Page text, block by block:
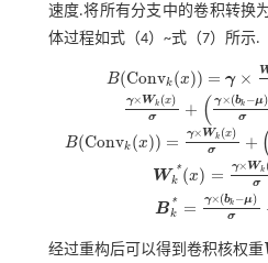
速度.将所有分支中的卷积转换
体过程如式（4）~式（7） 所示.
B(Convk (x)) = γ ×
B(Convk(x))=γ×Wk( x)+ bk μ
γ×Wk (x)
σ + ( γ×(bk −μ)
σ
γ×Wk(x)σ +γ× (bk-μ)σ+β
B(Convk (x)) = γ×Wk (x)
σ +
B(Convk(x))=γ × Wk( x)σ+γ×(bk- μ)σ +
W *
k (x) = γ× Wk
σ
Wk* (x)=γ ×Wk(x)σ
B *
k = γ×(bk −μ)
σ
Bk* =γ× (bk-μ)σ+β
经过重构后可以得到卷积核权重